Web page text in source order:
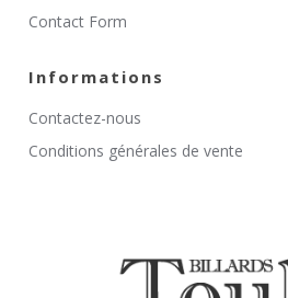
Contact Form
Informations
Contactez-nous
Conditions générales de vente